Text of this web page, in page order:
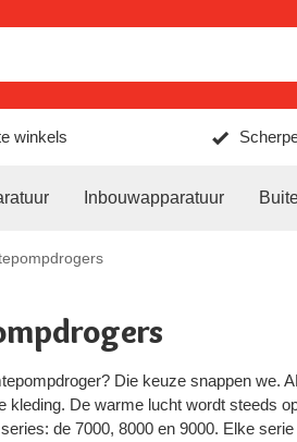
winkels
Inbouwapparatuur
Die keuze snappen we.
kleding. De warme lucht wordt steeds
de 7000, 8000 en 9000. Elke